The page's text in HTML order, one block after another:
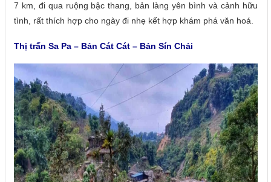
7 km, đi qua ruộng bậc thang, bản làng yên bình và cảnh hữu
tình, rất thích hợp cho ngày đi nhẹ kết hợp khám phá văn hoá.
Thị trấn Sa Pa – Bản Cát Cát – Bản Sín Chải